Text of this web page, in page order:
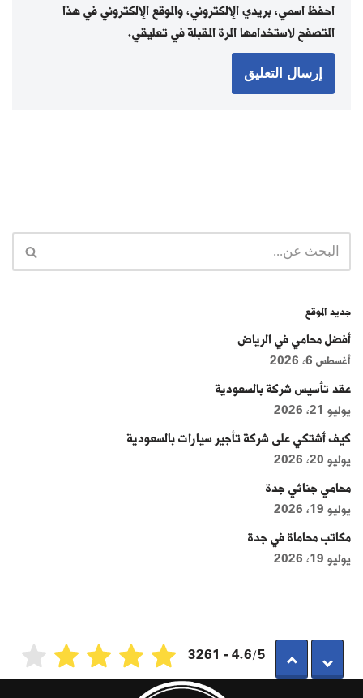
احفظ اسمي، بريدي الإلكتروني، والموقع الإلكتروني في هذا
المتصفح لاستخدامها المرة المقبلة في تعليقي.
جديد الموقع
أفضل محامي في الرياض
أغسطس 6, 2026
عقد تأسيس شركة بالسعودية
يوليو 21, 2026
كيف أشتكي على شركة تأجير سيارات بالسعودية
يوليو 20, 2026
محامي جنائي جدة
يوليو 19, 2026
مكاتب محاماة في جدة
يوليو 19, 2026
4.6/5 - 3261